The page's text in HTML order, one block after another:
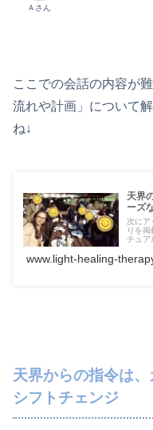
Ａさん
ここでの会話の内容が
流れや計画」について
ね↓
天界
ーズ
次にア
りを
チュア
www.light-healing-
天界からの指令は
シフトチェンジ